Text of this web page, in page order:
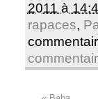
2011 à
rapaces,